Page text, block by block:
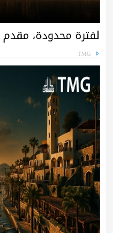
لفترة محدودة، مقدم 1.5% وتقسيط حتى 15 سنة
TMG